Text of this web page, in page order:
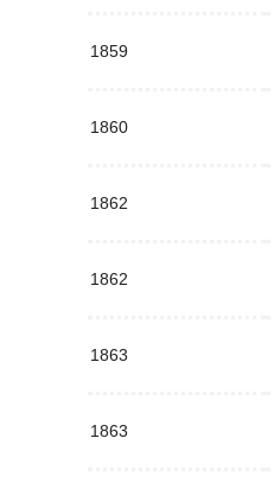
1859
1860
1862
1862
1863
1863